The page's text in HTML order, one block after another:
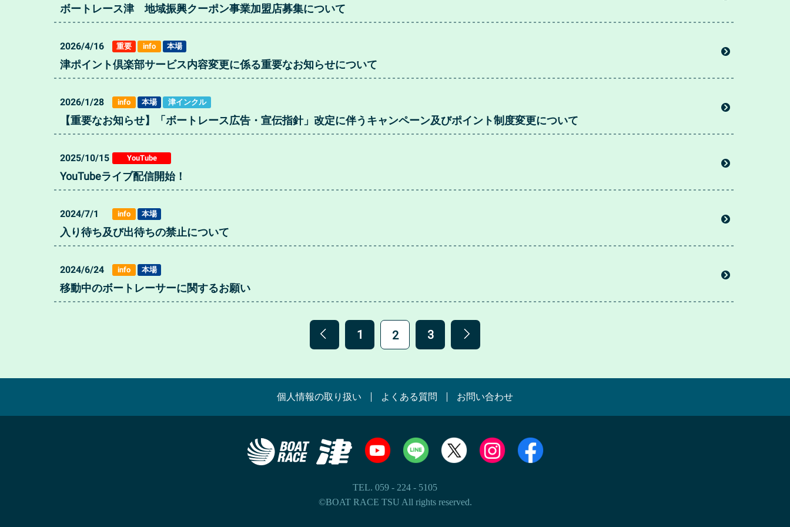
ボートレース津 地域振興クーポン事業加盟店募集について
2026/4/16 重要 info 本場
津ポイント倶楽部サービス内容変更に係る重要なお知らせについて
2026/1/28 info 本場 津インクル
【重要なお知らせ】「ボートレース広告・宣伝指針」改定に伴うキャンペーン及びポイント制度変更について
2025/10/15 YouTube
YouTubeライブ配信開始！
2024/7/1 info 本場
入り待ち及び出待ちの禁止について
2024/6/24 info 本場
移動中のボートレーサーに関するお願い
1 2 3
個人情報の取り扱い よくある質問 お問い合わせ
TEL. 059 - 224 - 5105
©BOAT RACE TSU All rights reserved.